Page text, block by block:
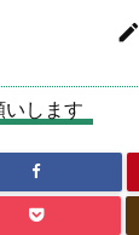

いします